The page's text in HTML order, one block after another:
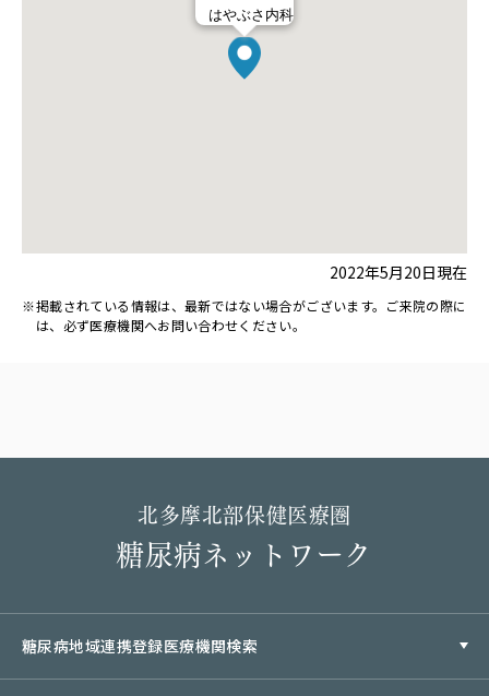
はやぶさ内科
2022年5月20日現在
掲載されている情報は、最新ではない場合がございます。ご来院の際に
は、必ず医療機関へお問い合わせください。
北多摩北部保健医療圏
糖尿病ネットワーク
糖尿病地域連携登録医療機関検索